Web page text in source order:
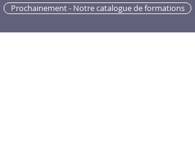
Prochainement - Notre catalogue de formations